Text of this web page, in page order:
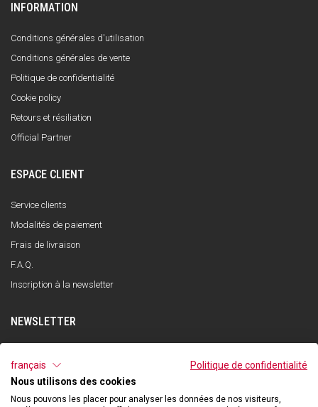
INFORMATION
Conditions générales d'utilisation
Conditions générales de vente
Politique de confidentialité
Cookie policy
Retours et résiliation
Official Partner
ESPACE CLIENT
Service clients
Modalités de paiement
Frais de livraison
F.A.Q.
Inscription à la newsletter
NEWSLETTER
S'INSCRIRE
J'ai lu et compris la politique de confidentialité et j'accepte le traitement de
conformément à ce qui est indiqué dans la politique de confidentialité.
français
Politique de confidentialité
Nous utilisons des cookies
Nous pouvons les placer pour analyser les données de nos visiteurs,